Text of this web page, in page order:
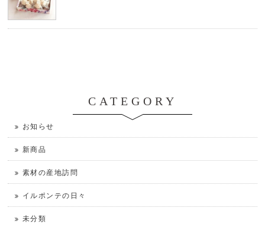
CATEGORY
お知らせ
新商品
素材の産地訪問
イルポンテの日々
未分類